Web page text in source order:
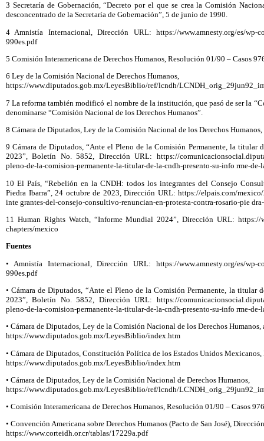
3 Secretaría de Gobernación, “Decreto por el que se crea la Comisión
desconcentrado de la Secretaría de Gobernación”, 5 de junio de 1990.
4 Amnistía Internacional, Dirección URL: https://www.amnesty.org/es/wp-
990es.pdf
5 Comisión Interamericana de Derechos Humanos, Resolución 01/90 – Casos
6 Ley de la Comisión Nacional de Derechos Humanos,
https://www.diputados.gob.mx/LeyesBiblio/ref/lcndh/
7 La reforma también modificó el nombre de la institución, que pasó de ser la
denominarse “Comisión Nacional de los Derechos Humanos”.
8 Cámara de Diputados, Ley de la Comisión Nacional de los Derechos Humanos,
9 Cámara de Diputados, “Ante el Pleno de la Comisión Permanente, la titular
2023”, Boletín No. 5852, Dirección URL: https://
pleno-de-la-comision-permanente-la-titular-de-la-cndh-presento-su-info rme-de-
10 El País, “Rebelión en la CNDH: todos los integrantes del Consejo
Piedra Ibarra”, 24 octubre de 2023, Dirección URL: https://elpais.com/
inte grantes-del-consejo-consultivo-renuncian-en-protesta-contra-rosario-pie
11 Human Rights Watch, “Informe Mundial 2024”, Dirección URL: https://
chapters/mexico
Fuentes
• Amnistía Internacional, Dirección URL: https://www.amnesty.org/es/wp-
990es.pdf
• Cámara de Diputados, “Ante el Pleno de la Comisión Permanente, la titular
2023”, Boletín No. 5852, Dirección URL: https://
pleno-de-la-comision-permanente-la-titular-de-la-cndh-presento-su-info rme-de-
• Cámara de Diputados, Ley de la Comisión Nacional de los Derechos
https://www.diputados.gob.mx/LeyesBiblio/index.htm
• Cámara de Diputados, Constitución Política de los Estados Unidos
https://www.diputados.gob.mx/LeyesBiblio/index.htm
• Cámara de Diputados, Ley de la Comisión Nacional de Derechos Humanos,
https://www.diputados.gob.mx/LeyesBiblio/ref/lcndh/
• Comisión Interamericana de Derechos Humanos, Resolución 01/90 – Casos
• Convención Americana sobre Derechos Humanos (Pacto de San José),
https://www.corteidh.or.cr/tablas/17229a.pdf